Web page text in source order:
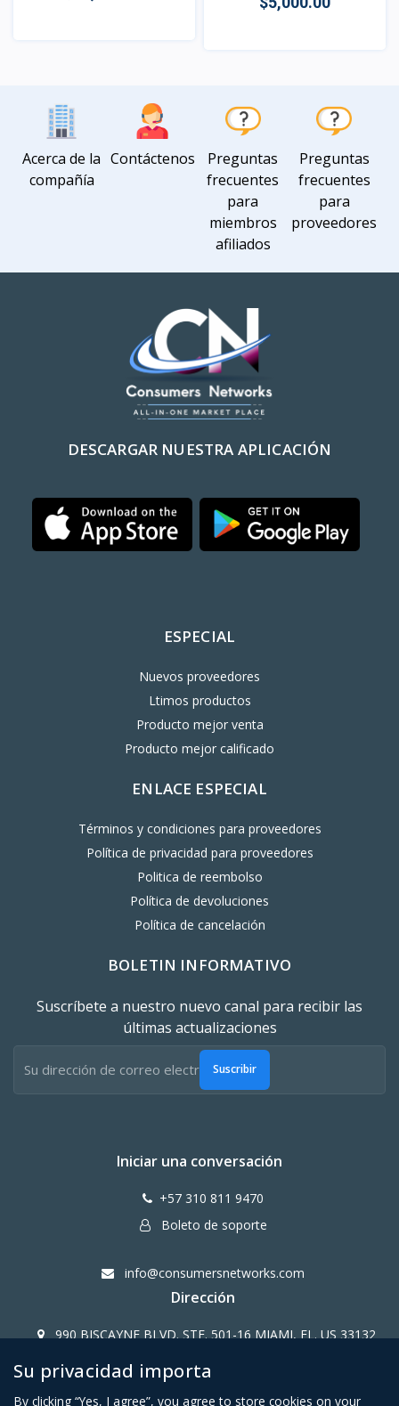
Acerca de la
compañía
Contáctenos
Preguntas
frecuentes
para
miembros
afiliados
Preguntas
frecuentes
para
proveedores
DESCARGAR NUESTRA APLICACIÓN
ESPECIAL
Nuevos proveedores
Ltimos productos
Producto mejor venta
Producto mejor calificado
ENLACE ESPECIAL
Términos y condiciones para proveedores
Política de privacidad para proveedores
Politica de reembolso
Política de devoluciones
Política de cancelación
BOLETIN INFORMATIVO
Suscríbete a nuestro nuevo canal para recibir las
últimas actualizaciones
Suscribir
Iniciar una conversación
+57 310 811 9470
Boleto de soporte
info@consumersnetworks.com
Dirección
990 BISCAYNE BLVD. STE. 501-16 MIAMI, FL. US 33132
Copy Right CONSUMERS NETWORK@2024
Su privacidad importa
By clicking “Yes, I agree”, you agree to store cookies on your